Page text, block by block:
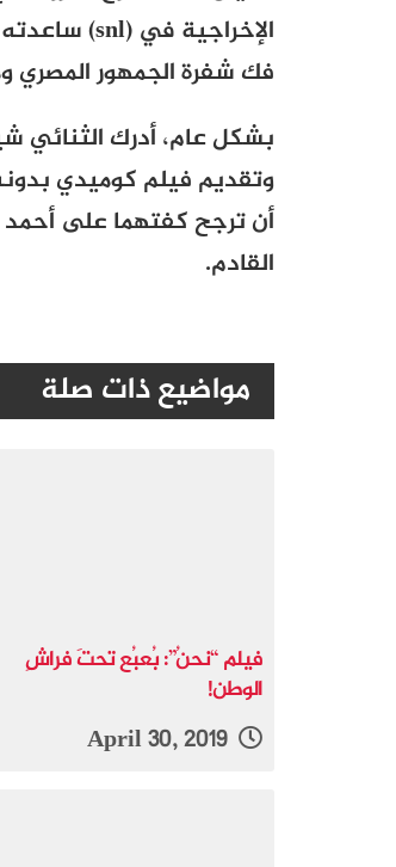
الإخراجية في (snl) ساعدته
فك شفرة الجمهور المصري
بشكل عام، أدرك
وتقديم فيلم كوميدي
أن ترجح كفتهما على
القادم.
مواضيع ذات صلة
فيلم “نحنُ”: بُعبُع تحتَ فراشِ
الوطن!
April 30, 2019